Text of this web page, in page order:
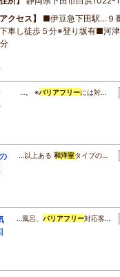
アクセス
■伊豆急下田駅…９
車し徒歩５分※登り坂有■河
…。 ※バリアフリーには対…
…以上ある和洋室タイプの…
…風呂、 バリアフリー対応客…